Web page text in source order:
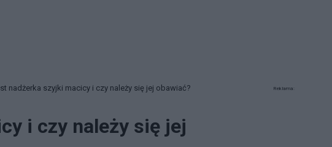
nadżerka szyjki macicy i czy należy się jej obawiać?
i czy należy się jej
Reklama: